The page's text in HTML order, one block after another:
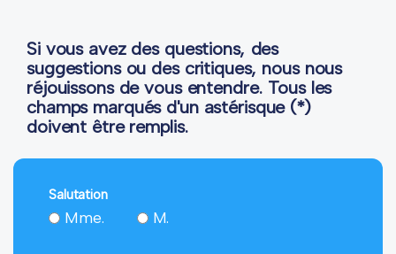
Si vous avez des questions, des
suggestions ou des critiques, nous nous
réjouissons de vous entendre. Tous les
champs marqués d'un astérisque (*)
doivent être remplis.
Salutation
Mme. M.